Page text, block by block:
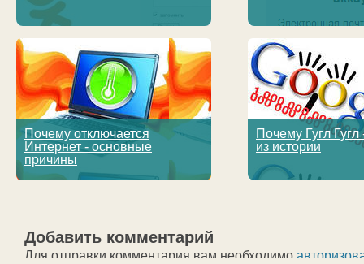
Почему отключается
Интернет - основные
причины
Почему Гугл
из истории
Добавить комментарий
Для отправки комментария вам необходимо